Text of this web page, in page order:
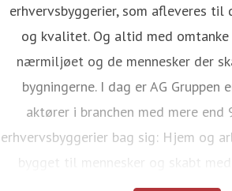
erhvervsbyggerier, som afleveres
og kvalitet. Og altid med
nærmiljøet og de mennesker der
bygningerne. I dag er AG
aktører i branchen med mere
erhvervsbyggerier bag sig: Hjem og
bygget til mennesker og skabt med
kvalitet, der kan tåle